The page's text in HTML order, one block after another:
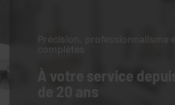
Précision, professionnalisme
complètes
À votre service
de 20 ans